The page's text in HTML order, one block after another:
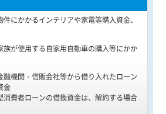
にかかるインテリアや家電等購入資金、
族が使用する自家用自動車の購入等にかか
融機関・信販会社等から借り入れたローン
金
消費者ローンの借換資金は、解約する場合